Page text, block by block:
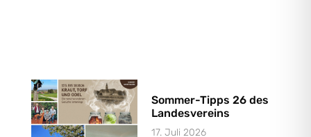
Sommer-Tipps 26 des
Landesvereins
17. Juli 2026